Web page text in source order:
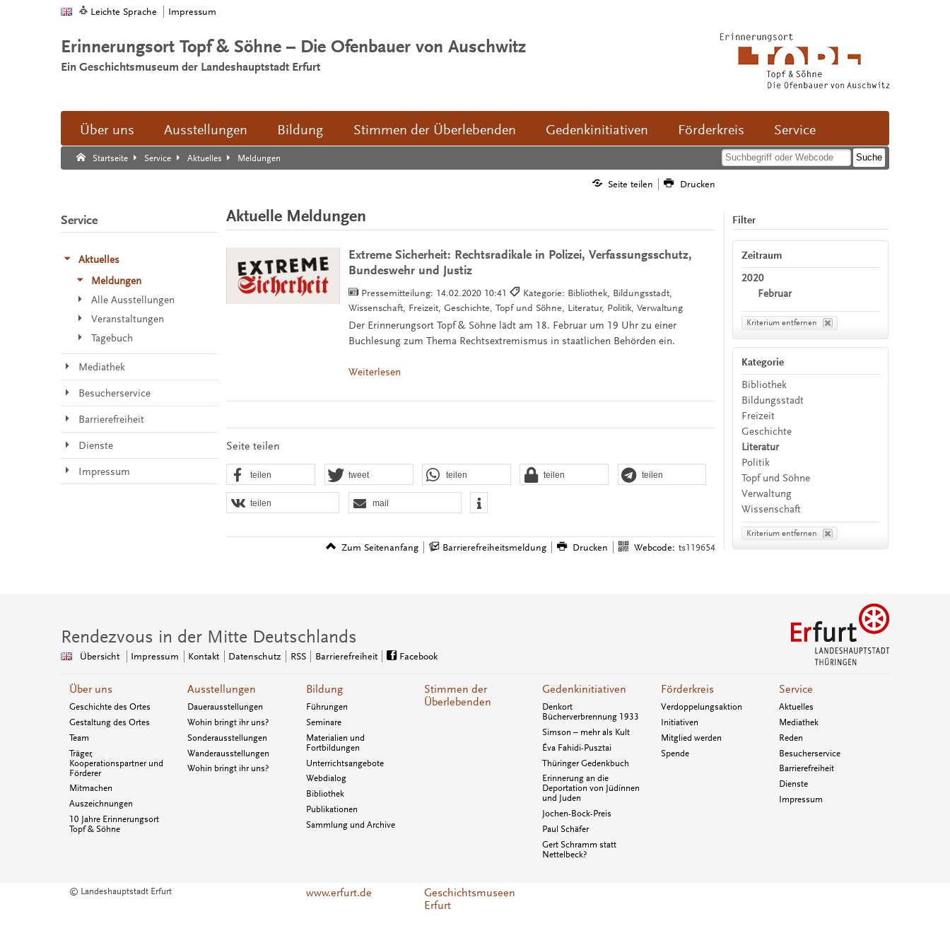
Leichte Sprache Impressum
Erinnerungsort Topf & Söhne – Die Ofenbauer von Auschwitz
Ein Geschichtsmuseum der Landeshauptstadt Erfurt
Über uns Ausstellungen Bildung Stimmen der Überlebenden Gedenkinitiativen Förderkreis Service
Startseite Service Aktuelles Meldungen
Suche:
Suche Ende.
Seite teilen Drucken
Aktuelle Meldungen
Extreme Sicherheit: Rechtsradikale in Polizei, Verfassungsschutz,
Bundeswehr und Justiz
Pressemitteilung: 14.02.2020 10:41
Kategorie: Bibliothek, Bildungsstadt,
Wissenschaft, Freizeit, Geschichte, Topf und Söhne, Literatur, Politik, Verwaltung
Der Erinnerungsort Topf & Söhne lädt am 18. Februar um 19 Uhr zu einer
Buchlesung zum Thema Rechtsextremismus in staatlichen Behörden ein.
Weiterlesen
Seite teilen
teilen tweet teilen teilen teilen
teilen mail
Zum Seitenanfang Barrierefreiheitsmeldung Drucken Webcode: ts119654
Filter
Zeitraum
2020
Februar
Kriterium entfernen
Kategorie
Bibliothek
Bildungsstadt
Freizeit
Geschichte
Literatur
Politik
Topf und Söhne
Verwaltung
Wissenschaft
Kriterium entfernen
Service
Aktuelles
Meldungen
Alle Ausstellungen
Veranstaltungen
Tagebuch
Mediathek
Besucherservice
Barrierefreiheit
Dienste
Impressum
Rendezvous in der Mitte Deutschlands
Übersicht Impressum Kontakt Datenschutz RSS Barrierefreiheit Facebook
Über uns
Geschichte des Ortes
Gestaltung des Ortes
Team
Träger,
Kooperationspartner und
Förderer
Mitmachen
Auszeichnungen
10 Jahre Erinnerungsort
Topf & Söhne
Ausstellungen
Dauerausstellungen
Wohin bringt ihr uns?
Sonderausstellungen
Wanderausstellungen
Wohin bringt ihr uns?
Bildung
Führungen
Seminare
Materialien und
Fortbildungen
Unterrichtsangebote
Webdialog
Bibliothek
Publikationen
Sammlung und Archive
Stimmen der
Überlebenden
Gedenkinitiativen
Denkort
Bücherverbrennung 1933
Simson – mehr als Kult
Éva Fahidi-Pusztai
Thüringer Gedenkbuch
Erinnerung an die
Deportation von Jüdinnen
und Juden
Jochen-Bock-Preis
Paul Schäfer
Gert Schramm statt
Nettelbeck?
Förderkreis
Verdoppelungsaktion
Initiativen
Mitglied werden
Spende
Service
Aktuelles
Mediathek
Reden
Besucherservice
Barrierefreiheit
Dienste
Impressum
© Landeshauptstadt Erfurt www.erfurt.de
Geschichtsmuseen
Erfurt